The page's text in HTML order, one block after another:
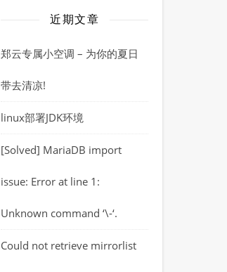
近期文章
郑云专属小空调 – 为你的夏日
带去清凉!
linux部署JDK环境
[Solved] MariaDB import
issue: Error at line 1:
Unknown command ‘\-‘.
Could not retrieve mirrorlist